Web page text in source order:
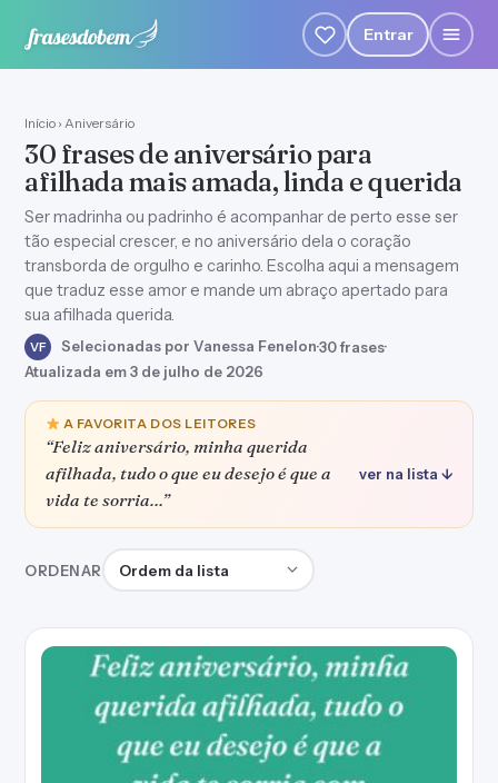
Entrar
Início › Aniversário
30 frases de aniversário para
afilhada mais amada, linda e querida
Ser madrinha ou padrinho é acompanhar de perto esse ser
tão especial crescer, e no aniversário dela o coração
transborda de orgulho e carinho. Escolha aqui a mensagem
que traduz esse amor e mande um abraço apertado para
sua afilhada querida.
VF Selecionadas por Vanessa Fenelon·30 frases·
Atualizada em 3 de julho de 2026
A FAVORITA DOS LEITORES
“Feliz aniversário, minha querida
afilhada, tudo o que eu desejo é que a
vida te sorria…”
ver na lista ↓
ORDENAR Ordenar frases